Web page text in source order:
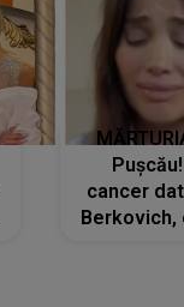
cancer